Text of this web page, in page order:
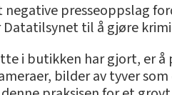
negative presseoppslag
Datatilsynet til å gjøre
i butikken har gjort, er
bilder av tyver